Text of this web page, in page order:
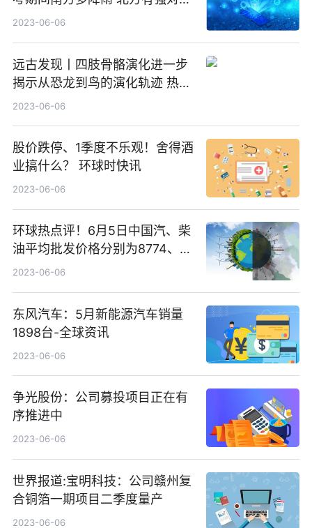
天气
2023-06-06
远古发现丨四肢骨骼演化进一步
揭示从恐龙到鸟的演化轨迹 热点
评
2023-06-06
股价跌停、1季度不乐观！舍得酒
业搞什么？ 环球时快讯
2023-06-06
环球热点评！6月5日中国汽、柴
油平均批发价格分别为8774、
7534元/吨
2023-06-06
东风汽车：5月新能源汽车销量
1898台-全球资讯
2023-06-06
争光股份：公司募投项目正在有
序推进中
2023-06-06
世界报道:宝明科技：公司赣州复
合铜箔一期项目二季度量产
2023-06-06